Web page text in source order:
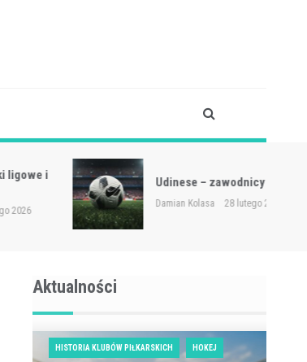
Udinese – zawodnicy
Damian Kolasa 28 lutego 2026
Aktualności
HISTORIA KLUBÓW PIŁKARSKICH HOKEJ